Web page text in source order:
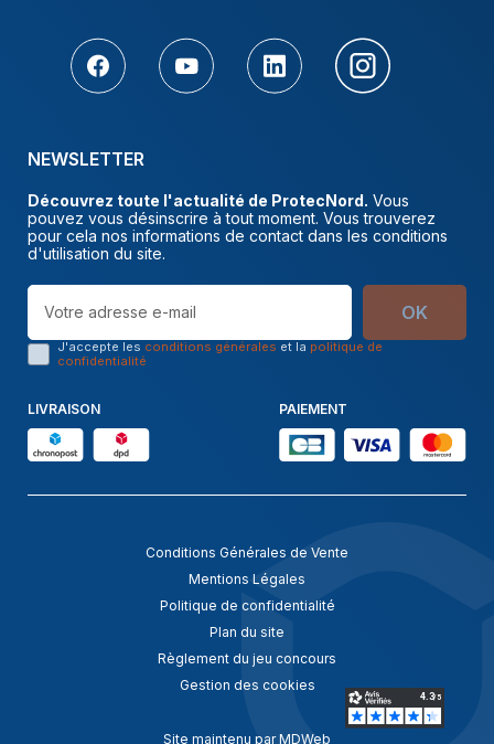
NEWSLETTER
Découvrez toute l'actualité de ProtecNord. Vous
pouvez vous désinscrire à tout moment. Vous trouverez
pour cela nos informations de contact dans les conditions
d'utilisation du site.
OK
J'accepte les conditions générales et la politique de
confidentialité
LIVRAISON PAIEMENT
Conditions Générales de Vente
Mentions Légales
Politique de confidentialité
Plan du site
Règlement du jeu concours
Gestion des cookies
Site maintenu par MDWeb